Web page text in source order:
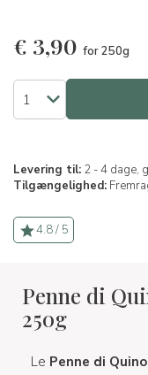
€ 3,90 for 250g
Levering til: 2 - 4 dage,
Tilgængelighed:
4.8 / 5
Penne di
250g
Le Penne di